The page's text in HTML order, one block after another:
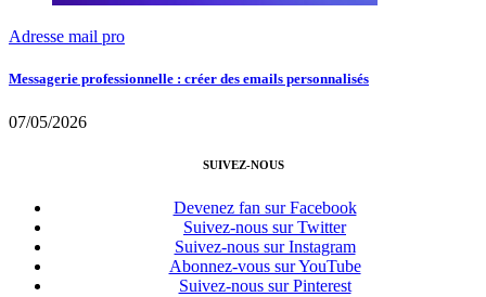
Adresse mail pro
Messagerie professionnelle : créer des emails personnalisés
07/05/2026
SUIVEZ-NOUS
Devenez fan sur Facebook
Suivez-nous sur Twitter
Suivez-nous sur Instagram
Abonnez-vous sur YouTube
Suivez-nous sur Pinterest